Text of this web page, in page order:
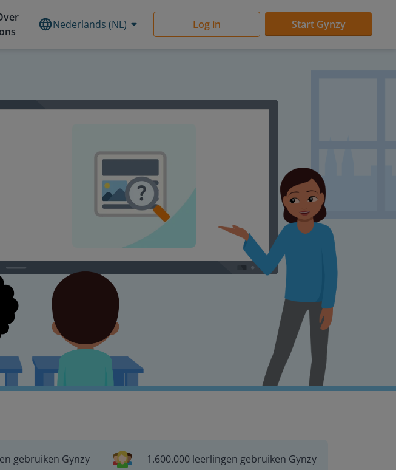
ons
Nederlands (NL) Log in Start Gynzy
gebruiken Gynzy 1.600.000 leerlingen gebruiken Gynzy